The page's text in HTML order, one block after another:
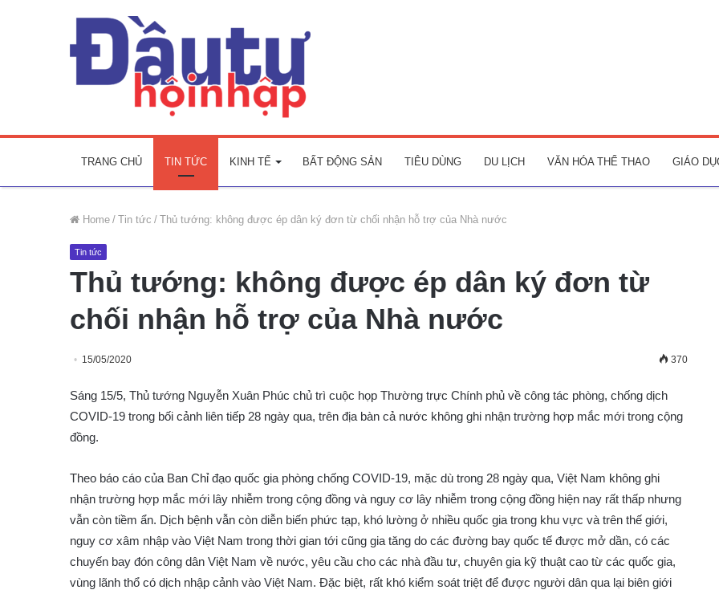
TRANG CHỦ TIN TỨC KINH TẾ BẤT ĐỘNG SẢN TIÊU DÙNG DU LỊCH VĂN HÓA THỂ THAO GIÁO
Home / Tin tức / Thủ tướng: không được ép dân ký đơn từ chối nhận hỗ trợ của Nhà nước
Tin tức
Thủ tướng: không được ép dân ký đơn từ
chối nhận hỗ trợ của Nhà nước
15/05/2020 370
Sáng 15/5, Thủ tướng Nguyễn Xuân Phúc chủ trì cuộc họp Thường trực Chính phủ về công tác phòng, chống dịch
COVID-19 trong bối cảnh liên tiếp 28 ngày qua, trên địa bàn cả nước không ghi nhận trường hợp mắc mới trong cộng
đồng.
Theo báo cáo của Ban Chỉ đạo quốc gia phòng chống COVID-19, mặc dù trong 28 ngày qua, Việt Nam không ghi
nhận trường hợp mắc mới lây nhiễm trong cộng đồng và nguy cơ lây nhiễm trong cộng đồng hiện nay rất thấp nhưng
vẫn còn tiềm ẩn. Dịch bệnh vẫn còn diễn biến phức tạp, khó lường ở nhiều quốc gia trong khu vực và trên thế giới,
nguy cơ xâm nhập vào Việt Nam trong thời gian tới cũng gia tăng do các đường bay quốc tế được mở dần, có các
chuyến bay đón công dân Việt Nam về nước, yêu cầu cho các nhà đầu tư, chuyên gia kỹ thuật cao từ các quốc gia,
vùng lãnh thổ có dịch nhập cảnh vào Việt Nam. Đặc biệt, rất khó kiểm soát triệt để được người dân qua lại biên giới